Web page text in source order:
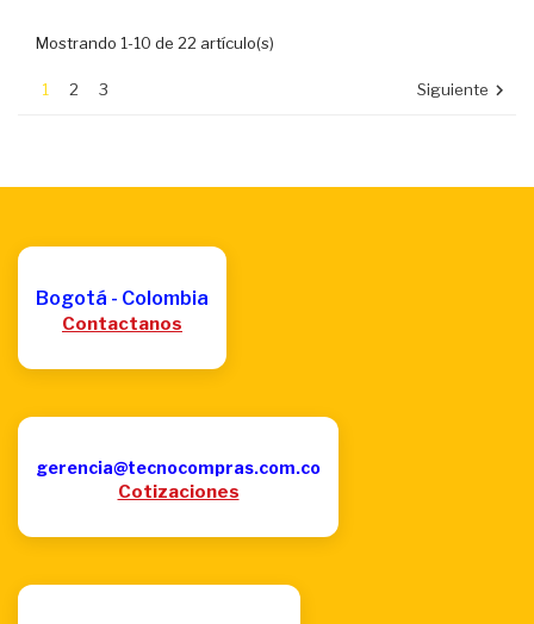
Mostrando 1-10 de 22 artículo(s)
1 2 3 Siguiente 
Bogotá - Colombia
Contactanos
gerencia@tecnocompras.com.co
Cotizaciones